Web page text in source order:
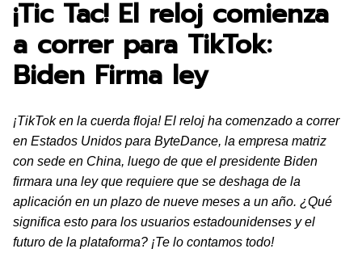
¡Tic Tac! El reloj comienza
a correr para TikTok:
Biden Firma ley
¡TikTok en la cuerda floja! El reloj ha comenzado a correr
en Estados Unidos para ByteDance, la empresa matriz
con sede en China, luego de que el presidente Biden
firmara una ley que requiere que se deshaga de la
aplicación en un plazo de nueve meses a un año. ¿Qué
significa esto para los usuarios estadounidenses y el
futuro de la plataforma? ¡Te lo contamos todo!